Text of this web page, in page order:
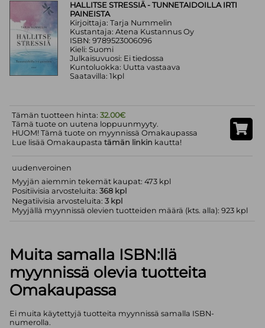
HALLITSE STRESSIÄ - TUNNETAIDOILLA IRTI
PAINEISTA
Kirjoittaja: Tarja Nummelin
Kustantaja: Atena Kustannus Oy
ISBN: 9789523006096
Kieli: Suomi
Julkaisuvuosi: Ei tiedossa
Kuntoluokka: Uutta vastaava
Saatavilla: 1kpl
Tämän tuotteen hinta:32.00€
Tämä tuote on uutena loppuunmyyty.
HUOM! Tämä tuote on myynnissä Omakaupassa
Lue lisää Omakaupastatämän linkin kautta!
uudenveroinen
Myyjän aiemmin tekemät kaupat: 473 kpl
Positiivisia arvosteluita:368 kpl
Negatiivisia arvosteluita:3 kpl
Myyjällä myynnissä olevien tuotteiden määrä (kts. alla): 923 kpl
Muita samalla ISBN:llä
myynnissä olevia tuotteita
Omakaupassa
Ei muita käytettyjä tuotteita myynnissä samalla ISBN-
numerolla.